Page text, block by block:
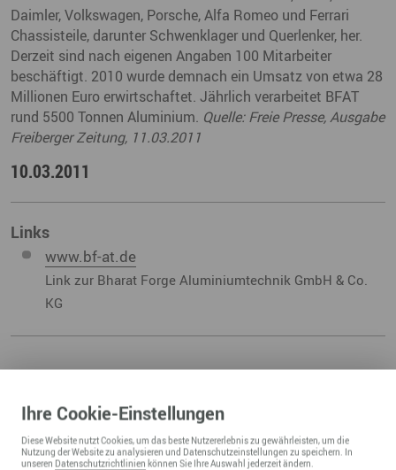
Daimler, Volkswagen, Porsche, Alfa Romeo und Ferrari
Chassisteile, darunter Schwenklager und Querlenker, her.
Derzeit sind nach eigenen Angaben 100 Mitarbeiter
beschäftigt. 2010 wurde demnach ein Umsatz von etwa 28
Millionen Euro erwirtschaftet. Jährlich verarbeitet BFAT
rund 5500 Tonnen Aluminium. Quelle: Freie Presse, Ausgabe
Freiberger Zeitung, 11.03.2011
10.03.2011
Links
www.bf-at.de
Link zur Bharat Forge Aluminiumtechnik GmbH & Co.
KG
ZURÜCK ZUR ÜBERSICHT
Ihre Cookie-Einstellungen
DieseWebsitenutzt Cookies, um das beste Nutzererlebnis zu gewährleisten, um die
Nutzung derWebsitezu analysieren und Datenschutzeinstellungen zu speichern. In
unseren Datenschutzrichtlinien können Sie Ihre Auswahl jederzeit ändern.